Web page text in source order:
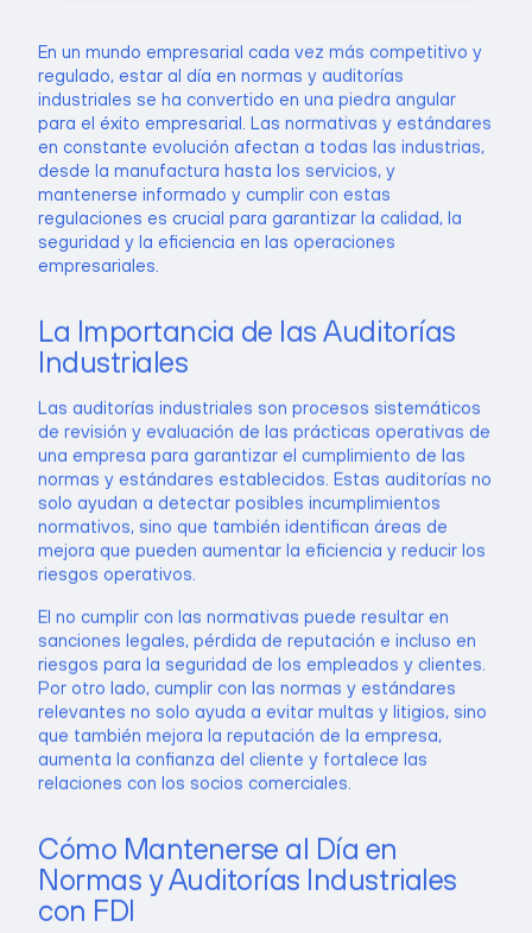
En un mundo empresarial cada vez más competitivo y
regulado, estar al día en normas y auditorías
industriales se ha convertido en una piedra angular
para el éxito empresarial. Las normativas y estándares
en constante evolución afectan a todas las industrias,
desde la manufactura hasta los servicios, y
mantenerse informado y cumplir con estas
regulaciones es crucial para garantizar la calidad, la
seguridad y la eficiencia en las operaciones
empresariales.
La Importancia de las Auditorías
Industriales
Las auditorías industriales son procesos sistemáticos
de revisión y evaluación de las prácticas operativas de
una empresa para garantizar el cumplimiento de las
normas y estándares establecidos. Estas auditorías no
solo ayudan a detectar posibles incumplimientos
normativos, sino que también identifican áreas de
mejora que pueden aumentar la eficiencia y reducir los
riesgos operativos.
El no cumplir con las normativas puede resultar en
sanciones legales, pérdida de reputación e incluso en
riesgos para la seguridad de los empleados y clientes.
Por otro lado, cumplir con las normas y estándares
relevantes no solo ayuda a evitar multas y litigios, sino
que también mejora la reputación de la empresa,
aumenta la confianza del cliente y fortalece las
relaciones con los socios comerciales.
Cómo Mantenerse al Día en
Normas y Auditorías Industriales
con FDI